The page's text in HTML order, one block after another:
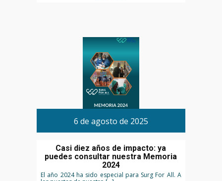
6 de agosto de 2025
Casi diez años de impacto: ya
puedes consultar nuestra Memoria
2024
El año 2024 ha sido especial para Surg For All. A